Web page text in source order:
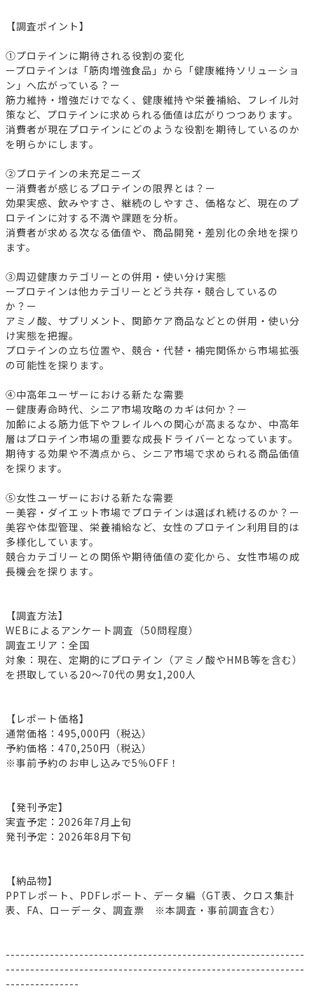
【調査ポイント】
①プロテインに期待される役割の変化
ープロテインは「筋肉増強食品」から「健康維持ソリューショ
ン」へ広がっている？ー
筋力維持・増強だけでなく、健康維持や栄養補給、フレイル対
策など、プロテインに求められる価値は広がりつつあります。
消費者が現在プロテインにどのような役割を期待しているのか
を明らかにします。
②プロテインの未充足ニーズ
ー消費者が感じるプロテインの限界とは？ー
効果実感、飲みやすさ、継続のしやすさ、価格など、現在のプ
ロテインに対する不満や課題を分析。
消費者が求める次なる価値や、商品開発・差別化の余地を探り
ます。
③周辺健康カテゴリーとの併用・使い分け実態
ープロテインは他カテゴリーとどう共存・競合しているの
か？ー
アミノ酸、サプリメント、関節ケア商品などとの併用・使い分
け実態を把握。
プロテインの立ち位置や、競合・代替・補完関係から市場拡張
の可能性を探ります。
④中高年ユーザーにおける新たな需要
ー健康寿命時代、シニア市場攻略のカギは何か？ー
加齢による筋力低下やフレイルへの関心が高まるなか、中高年
層はプロテイン市場の重要な成長ドライバーとなっています。
期待する効果や不満点から、シニア市場で求められる商品価値
を探ります。
⑤女性ユーザーにおける新たな需要
ー美容・ダイエット市場でプロテインは選ばれ続けるのか？ー
美容や体型管理、栄養補給など、女性のプロテイン利用目的は
多様化しています。
競合カテゴリーとの関係や期待価値の変化から、女性市場の成
長機会を探ります。
【調査方法】
WEBによるアンケート調査（50問程度）
調査エリア：全国
対象：現在、定期的にプロテイン（アミノ酸やHMB等を含む）
を摂取している20～70代の男女1,200人
【レポート価格】
通常価格：495,000円（税込）
予約価格：470,250円（税込）
※事前予約のお申し込みで5％OFF！
【発刊予定】
実査予定：2026年7月上旬
発刊予定：2026年8月下旬
【納品物】
PPTレポート、PDFレポート、データ編（GT表、クロス集計
表、FA、ローデータ、調査票 ※本調査・事前調査含む）
-------------------------------------------------------------
-------------------------------------------------------------
---------------